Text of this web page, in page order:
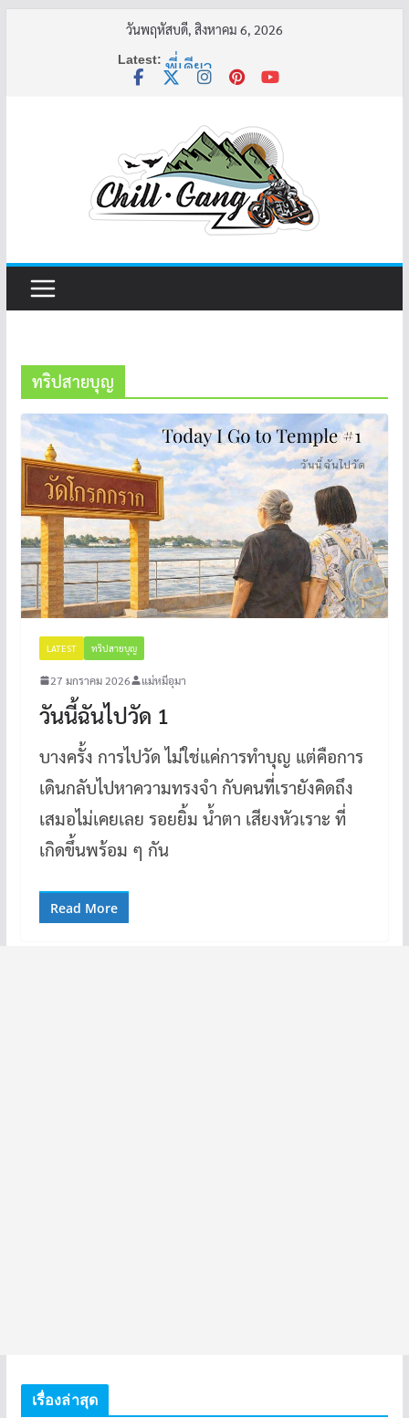
วันพฤหัสบดี, สิงหาคม 6, 2026
Latest: พี่เดียว
คุณยายบัวลอย
อ้วนแต่พยายาม 2
ครูเล่าผี มีอยู่ว่า 4
ทริปสายบุญ
LATEST ทริปสายบุญ
27 มกราคม 2026 แม่หมีอุมา
วันนี้ฉันไปวัด 1
บางครั้ง การไปวัด ไม่ใช่แค่การทำบุญ แต่คือการ
เดินกลับไปหาความทรงจำ กับคนที่เรายังคิดถึง
เสมอไม่เคยเลย รอยยิ้ม น้ำตา เสียงหัวเราะ ที่
เกิดขึ้นพร้อม ๆ กัน
Read More
เรื่องล่าสุด